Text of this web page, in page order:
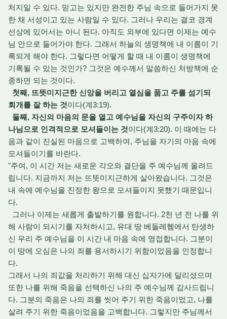
처지일 수 있다. 믿고는 있지만 완전한 주님 속으로 들어가지 못
한 채 서성이고 있는 사람일 수 있다. 그러나 우리는 결코 경계
선상에 있어서는 아니 된다. 아직도 외부에 있다면 이제는 예수
님 안으로 들어가야 한다. 그래서 하늘의 생명책에 내 이름이 기
록되게 해야 한다. 그렇다면 어떻게 할 때 내 이름이 생명책에
기록될 수 있는 것인가? 그것은 예수께서 말씀하신 처방책에 순
종하면 되는 것이다.
첫째, 뜨뜻미지근한 신앙을 버리고 열심을 품고 주를 섬기되
회개를 잘 하는 것이다(계3:19).
둘째, 자신의 마음의 문을 열고 예수님을 자신의 구주이자 하
나님으로 인격적으로 모셔들이는 것이다(계3:20). 이 때에는 다
음과 같이 진실된 마음으로 고백하여, 주님을 자기의 마음 속에
모셔들이기를 바란다.
"주여, 이 시간 저는 새로운 각오와 결단을 주 예수님께 올려드
립니다. 지금까지 저는 뜨뜻미지근하게 살아왔습니다. 그것은
내 속에 예수님을 진정한 왕으로 모셔들이지 못했기 때문입니
다.
그러나 이제는 새롭게 출발하기를 원합니다. 2천 년 전 나를 위
해 사람이 되시기를 자처하시고, 유대 땅 베들레헴에서 탄생하
신 우리 주 예수님을 이 시간 내 마음 속에 영접합니다. 그분이
이 땅에 오심은 나의 죄를 용서하시기 위함이었음을 인정합니
다.
그래서 나의 죄값을 처리하기 위해 대신 십자가에 달리셨으며
또한 나를 위해 죽음을 선택하신 나의 주 예수님께 감사드립니
다. 그분의 죽음은 나의 죄를 씻어 주기 위한 죽음이었고, 나를
살려 주기 위한 죽음이었음을 고백합니다. 그렇지만 주님께서